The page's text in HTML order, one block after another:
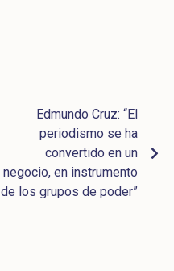
Edmundo Cruz: “El
periodismo se ha
convertido en un
negocio, en instrumento
de los grupos de poder”